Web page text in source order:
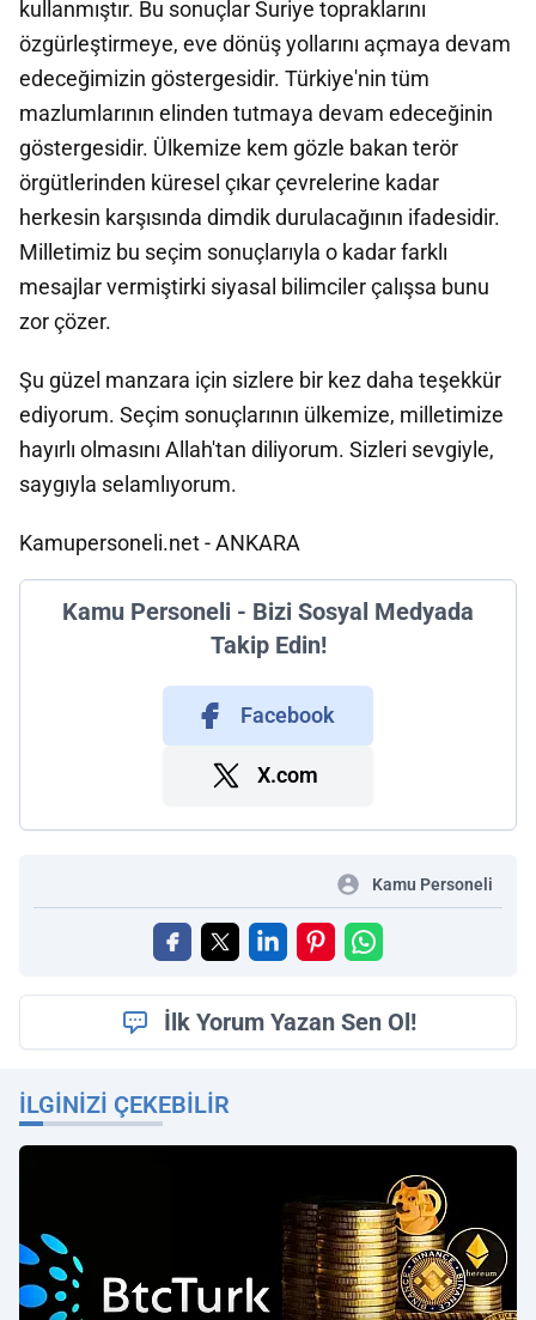
kullanmıştır. Bu sonuçlar Suriye topraklarını
özgürleştirmeye, eve dönüş yollarını açmaya devam
edeceğimizin göstergesidir. Türkiye'nin tüm
mazlumlarının elinden tutmaya devam edeceğinin
göstergesidir. Ülkemize kem gözle bakan terör
örgütlerinden küresel çıkar çevrelerine kadar
herkesin karşısında dimdik durulacağının ifadesidir.
Milletimiz bu seçim sonuçlarıyla o kadar farklı
mesajlar vermiştirki siyasal bilimciler çalışsa bunu
zor çözer.
Şu güzel manzara için sizlere bir kez daha teşekkür
ediyorum. Seçim sonuçlarının ülkemize, milletimize
hayırlı olmasını Allah'tan diliyorum. Sizleri sevgiyle,
saygıyla selamlıyorum.
Kamupersoneli.net - ANKARA
Kamu Personeli - Bizi Sosyal Medyada
Takip Edin!
Facebook
X.com
Kamu Personeli
İlk Yorum Yazan Sen Ol!
İLGINIZI ÇEKEBILIR